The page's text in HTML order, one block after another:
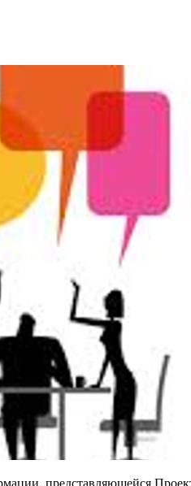
представляющейся